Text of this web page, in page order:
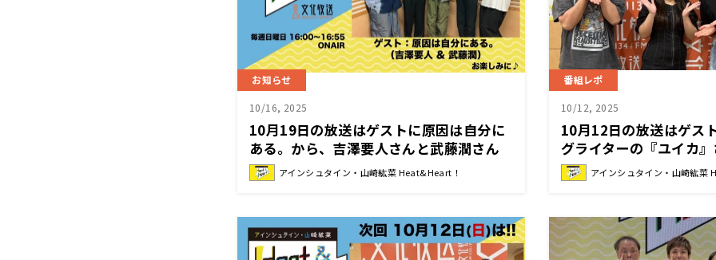
お知らせ
10/16, 2025
10月19日の放送はゲストに原因は自分に
ある。から、吉澤要人さんと武藤潤さん
が登場！『アインシュタイン・山崎紘菜
Heat&Heart!』
アインシュタイン・山崎紘菜 Heat&Heart！
番組レポ
10/12, 2025
10月12日の放送はゲス
グライターの『ユイカ
企画！「『ユイカ』の
い」『アインシュタイ
アインシュタイン・山崎紘菜